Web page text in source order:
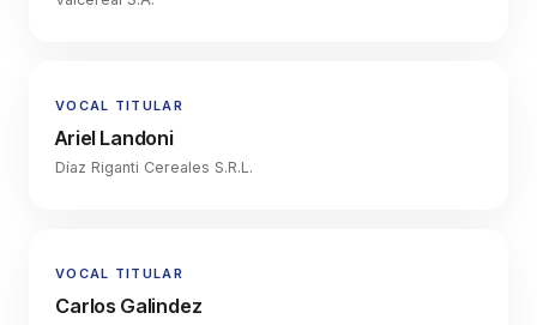
VOCAL TITULAR
Ariel Landoni
Díaz Riganti Cereales S.R.L.
VOCAL TITULAR
Carlos Galindez